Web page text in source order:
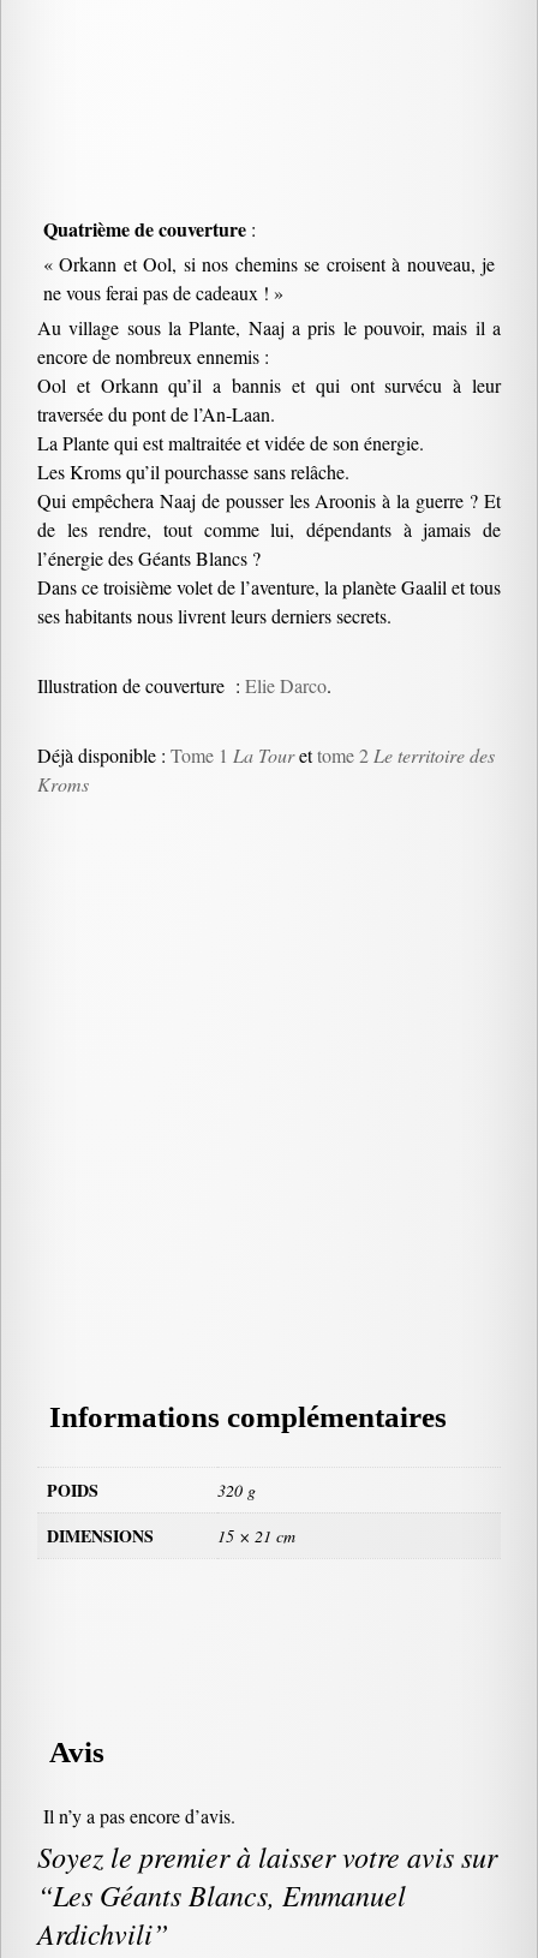
Quatrième de couverture :
« Orkann et Ool, si nos chemins se croisent à nouveau, je
ne vous ferai pas de cadeaux ! »
Au village sous la Plante, Naaj a pris le pouvoir, mais il a
encore de nombreux ennemis :
Ool et Orkann qu’il a bannis et qui ont survécu à leur
traversée du pont de l’An-Laan.
La Plante qui est maltraitée et vidée de son énergie.
Les Kroms qu’il pourchasse sans relâche.
Qui empêchera Naaj de pousser les Aroonis à la guerre ? Et
de les rendre, tout comme lui, dépendants à jamais de
l’énergie des Géants Blancs ?
Dans ce troisième volet de l’aventure, la planète Gaalil et tous
ses habitants nous livrent leurs derniers secrets.
Illustration de couverture : Elie Darco.
Déjà disponible : Tome 1 La Tourettome 2 Le territoire des
Kroms
Informations complémentaires
POIDS 320 g
DIMENSIONS 15 × 21 cm
Avis
Il n’y a pas encore d’avis.
Soyez le premier à laisser votre avis sur
“Les Géants Blancs, Emmanuel
Ardichvili”